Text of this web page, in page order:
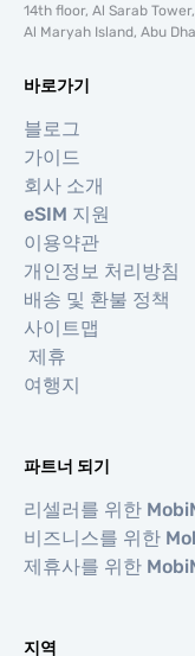
14th floor, Al Sarab
Al Maryah Island, Abu
바로가기
블로그
가이드
회사 소개
eSIM 지원
이용약관
개인정보 처리방침
배송 및 환불 정책
사이트맵
제휴
여행지
파트너 되기
리셀러를 위한
비즈니스를 위한
제휴사를 위한
지역